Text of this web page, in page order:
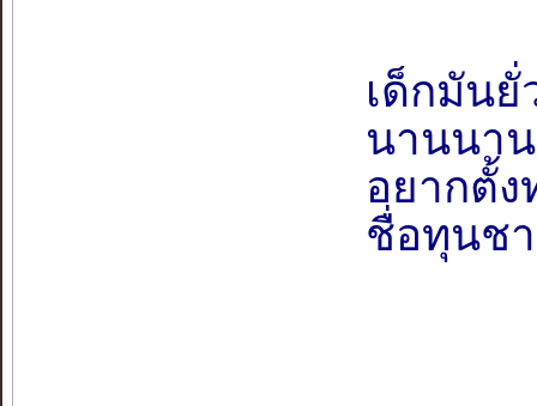
เด็กมัน
นานนา
อยากตั้
ชื่อทุนช